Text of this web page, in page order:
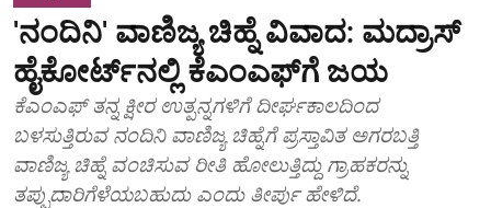
'ನಂದಿನಿ' ವಾಣಿಜ್ಯ ಚಿಹ್ನೆ ವಿವಾದ: ಮದ್ರಾಸ್‌
ಹೈಕೋರ್ಟ್‌ನಲ್ಲಿ ಕೆಎಂಎಫ್‌ಗೆ ಜಯ
ಕೆಎಂಎಫ್ ತನ್ನ ಕ್ಷೀರ ಉತ್ಪನ್ನಗಳಿಗೆ ದೀರ್ಘಕಾಲದಿಂದ
ಬಳಸುತ್ತಿರುವ ನಂದಿನಿ ವಾಣಿಜ್ಯ ಚಿಹ್ನೆಗೆ ಪ್ರಸ್ತಾವಿತ ಅಗರಬತ್ತಿ
ವಾಣಿಜ್ಯ ಚಿಹ್ನೆ ವಂಚಿಸುವ ರೀತಿ ಹೋಲುತ್ತಿದ್ದು ಗ್ರಾಹಕರನ್ನು
ತಪ್ಪುದಾರಿಗೆಳೆಯಬಹುದು ಎಂದು ತೀರ್ಪು ಹೇಳಿದೆ.